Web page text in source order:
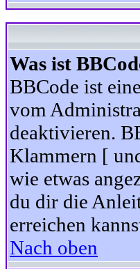
Was ist
BBCode ist
vom
deaktivieren.
Klammern [
wie etwas
du dir die
erreichen
Nach oben